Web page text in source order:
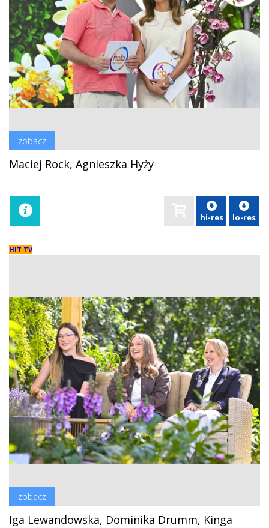
zobacz
Maciej Rock, Agnieszka Hyży
hi-res lo-res
HIT TV
zobacz
Iga Lewandowska, Dominika Drumm, Kinga